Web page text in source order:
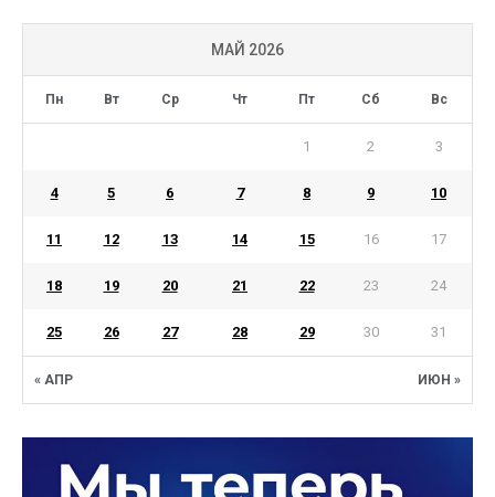
МАЙ 2026
Пн Вт Ср Чт Пт Сб Вс
« АПР ИЮН »
1 2 3
4 5 6 7 8 9 10
11 12 13 14 15 16 17
18 19 20 21 22 23 24
25 26 27 28 29 30 31